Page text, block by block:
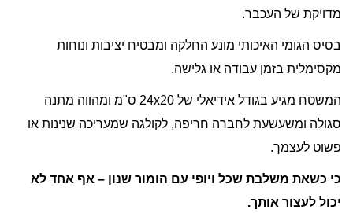
מדויקת של העכבר.
בסיס הגומי האיכותי מונע החלקה ומבטיח יציבות ונוחות
מקסימלית בזמן עבודה או גלישה.
המשטח מגיע בגודל אידיאלי של 24x20 ס"מ ומהווה מתנה
סגולה ומשעשעת לחברה חריפה, לקולגה שמעריכה שנינות או
פשוט לעצמך.
כי כשאת משלבת שכל ויופי עם הומור שנון – אף אחד לא
יכול לעצור אותך.